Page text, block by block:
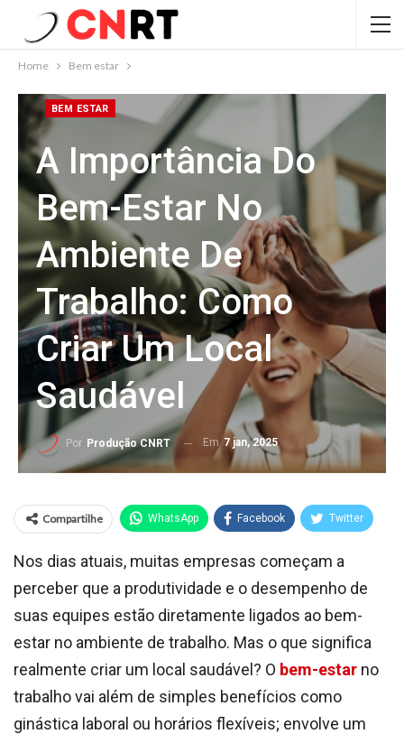
Home Bem estar
BEM ESTAR
A Importância Do
Bem-Estar No
Ambiente De
Trabalho: Como
Criar Um Local
Saudável
Por Produção CNRT Em 7 jan, 2025
Compartilhe WhatsApp Facebook Twitter
Nos dias atuais, muitas empresas começam a
perceber que a produtividade e o desempenho de
suas equipes estão diretamente ligados ao bem-
estar no ambiente de trabalho. Mas o que significa
realmente criar um local saudável? O bem-estar no
trabalho vai além de simples benefícios como
ginástica laboral ou horários flexíveis; envolve um